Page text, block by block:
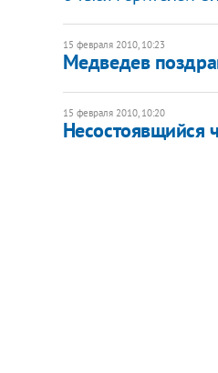
15 февраля 2010, 10:23
Медведев
15 февраля 2010, 10:20
Несостоявщийся